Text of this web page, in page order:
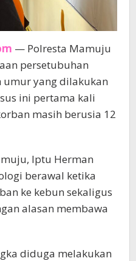
— Polresta Mamuju
persetubuhan
yang dilakukan
ini pertama kali
masih berusia 12
Iptu Herman
berawal ketika
ke kebun sekaligus
alasan membawa
diduga melakukan